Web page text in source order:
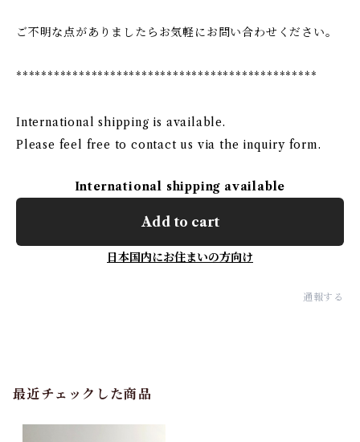
ご不明な点がありましたらお気軽にお問い合わせください。
************************************************
International shipping is available.
Please feel free to contact us via the inquiry form.
International shipping available
Add to cart
日本国内にお住まいの方向け
通報する
最近チェックした商品